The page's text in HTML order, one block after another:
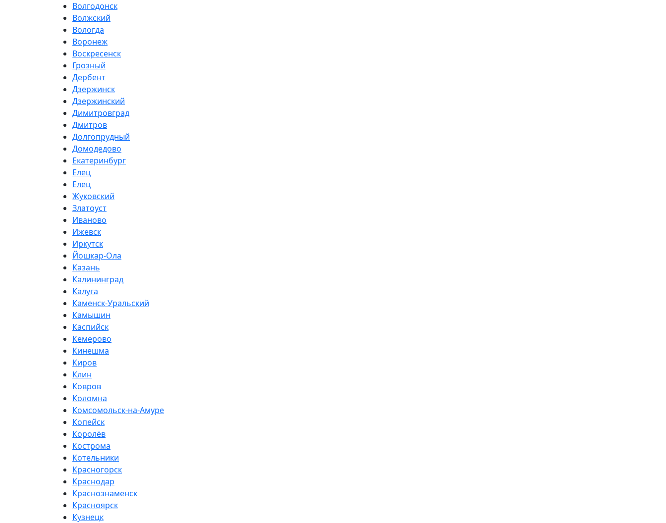
Волгодонск
Волжский
Вологда
Воронеж
Воскресенск
Грозный
Дербент
Дзержинск
Дзержинский
Димитровград
Дмитров
Долгопрудный
Домодедово
Екатеринбург
Елец
Елец
Жуковский
Златоуст
Иваново
Ижевск
Иркутск
Йошкар-Ола
Казань
Калининград
Калуга
Каменск-Уральский
Камышин
Каспийск
Кемерово
Кинешма
Киров
Клин
Ковров
Коломна
Комсомольск-на-Амуре
Копейск
Королёв
Кострома
Котельники
Красногорск
Краснодар
Краснознаменск
Красноярск
Кузнецк